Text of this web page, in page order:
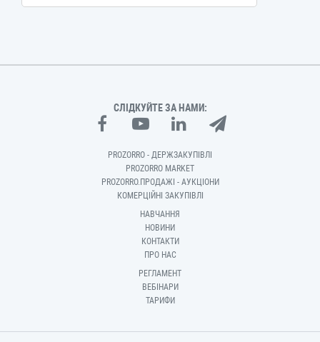
СЛІДКУЙТЕ ЗА НАМИ:
PROZORRO - ДЕРЖЗАКУПІВЛІ
PROZORRO MARKET
PROZORRO.ПРОДАЖІ - АУКЦІОНИ
КОМЕРЦІЙНІ ЗАКУПІВЛІ
НАВЧАННЯ
НОВИНИ
КОНТАКТИ
ПРО НАС
РЕГЛАМЕНТ
ВЕБІНАРИ
ТАРИФИ